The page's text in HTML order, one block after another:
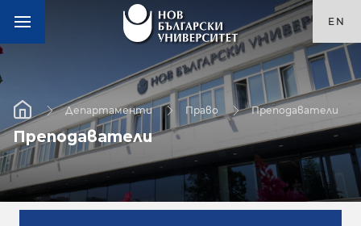
EN
Департаменти Право Преподаватели
Преподаватели